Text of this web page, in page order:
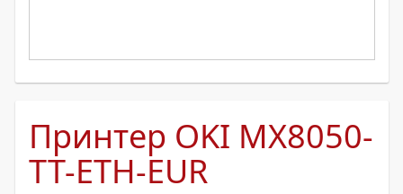
Принтер OKI MX8050-
TT-ETH-EUR